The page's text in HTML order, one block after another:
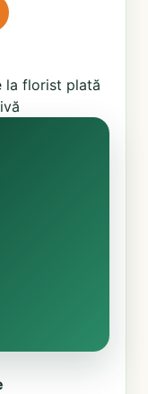
la florist plată